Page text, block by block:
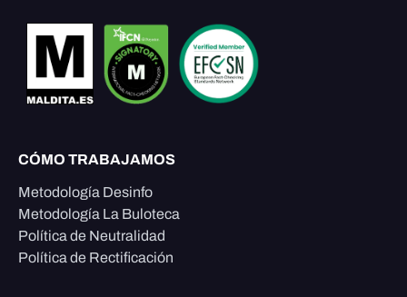
CÓMO TRABAJAMOS
Metodología Desinfo
Metodología La Buloteca
Política de Neutralidad
Política de Rectificación